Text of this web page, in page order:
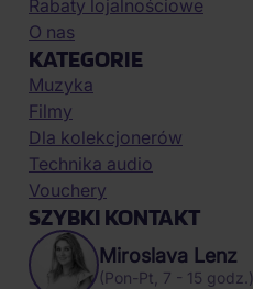
Rabaty lojalnościowe
O nas
KATEGORIE
Muzyka
Filmy
Dla kolekcjonerów
Technika audio
Vouchery
SZYBKI KONTAKT
Miroslava Lenz
(Pon-Pt, 7 - 15 godz.)